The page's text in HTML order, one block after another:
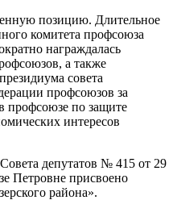
позицию. Длительное
комитета профсоюза
награждалась
а также
совета
профсоюзов за
профсоюзе по защите
интересов
депутатов № 415 от 29
Петровне присвоено
района».